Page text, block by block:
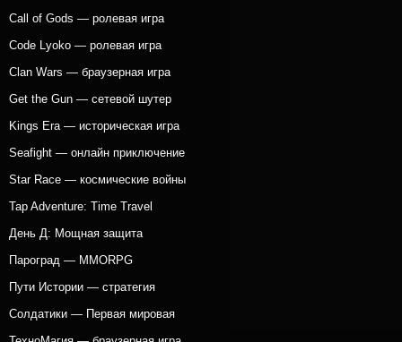
Call of Gods — ролевая игра
Code Lyoko — ролевая игра
Clan Wars — браузерная игра
Get the Gun — сетевой шутер
Kings Era — историческая игра
Seafight — онлайн приключение
Star Race — космические войны
Tap Adventure: Time Travel
День Д: Мощная защита
Пароград — MMORPG
Пути Истории — стратегия
Солдатики — Первая мировая